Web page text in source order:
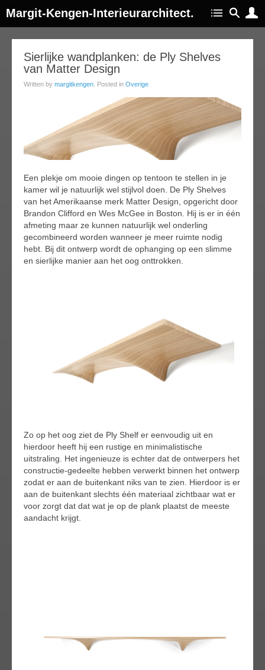
Margit-Kengen-Interieurarchitect.
Sierlijke wandplanken: de Ply Shelves
van Matter Design
Written by margitkengen . Posted in Overige
Een plekje om mooie dingen op tentoon te stellen in je
kamer wil je natuurlijk wel stijlvol doen. De Ply Shelves
van het Amerikaanse merk Matter Design, opgericht door
Brandon Clifford en Wes McGee in Boston. Hij is er in één
afmeting maar ze kunnen natuurlijk wel onderling
gecombineerd worden wanneer je meer ruimte nodig
hebt. Bij dit ontwerp wordt de ophanging op een slimme
en sierlijke manier aan het oog onttrokken.
Zo op het oog ziet de Ply Shelf er eenvoudig uit en
hierdoor heeft hij een rustige en minimalistische
uitstraling. Het ingenieuze is echter dat de ontwerpers het
constructie-gedeelte hebben verwerkt binnen het ontwerp
zodat er aan de buitenkant niks van te zien. Hierdoor is er
aan de buitenkant slechts één materiaal zichtbaar wat er
voor zorgt dat dat wat je op de plank plaatst de meeste
aandacht krijgt.